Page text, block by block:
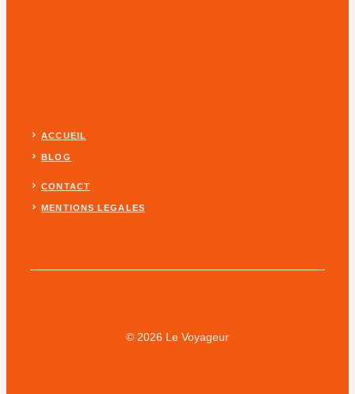
ACCUEIL
BLOG
CONTACT
MENTIONS LEGALES
© 2026 Le Voyageur